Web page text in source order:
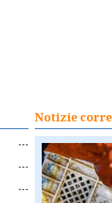
---
---
---
Notizie